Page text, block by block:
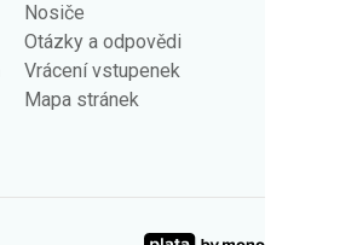
Nosiče
Otázky a odpovědi
Vrácení vstupenek
Mapa stránek